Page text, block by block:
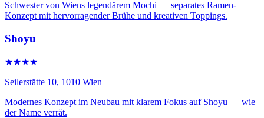
Schwester von Wiens legendärem Mochi — separates Ramen-
Konzept mit hervorragender Brühe und kreativen Toppings.
Shoyu
★★★★
Seilerstätte 10, 1010 Wien
Modernes Konzept im Neubau mit klarem Fokus auf Shoyu — wie
der Name verrät.